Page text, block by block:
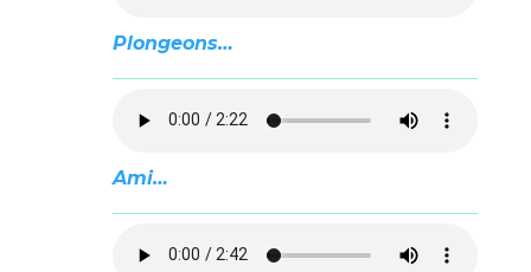
Plongeons…
Ami…